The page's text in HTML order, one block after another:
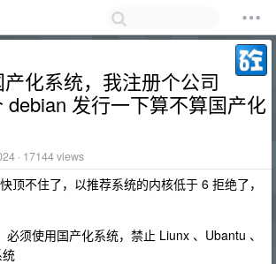
化系统，我注册个公司
debian 发行一下算不算国产化
· 17144 views
顶不住了，以推荐系统的内核低于 6 拒绝了，
必须使用国产化系统，禁止 Liunx 、Ubantu 、